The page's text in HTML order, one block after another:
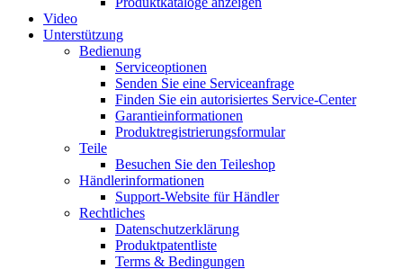
Video
Unterstützung
Bedienung
Serviceoptionen
Senden Sie eine Serviceanfrage
Finden Sie ein autorisiertes Service-Center
Garantieinformationen
Produktregistrierungsformular
Teile
Besuchen Sie den Teileshop
Händlerinformationen
Support-Website für Händler
Rechtliches
Datenschutzerklärung
Produktpatentliste
Terms & Bedingungen